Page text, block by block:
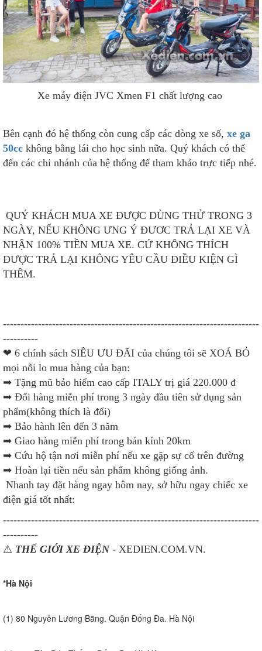
Xe máy điện JVC Xmen F1 chất lượng cao
Bên cạnh đó hệ thống còn cung cấp các dòng xe số, xe ga
50cc không bằng lái cho học sinh nữa. Quý khách có thể
đến các chi nhánh của hệ thống để tham khảo trực tiếp nhé.
QUÝ KHÁCH MUA XE ĐƯỢC DÙNG THỬ TRONG 3
NGÀY, NẾU KHÔNG ƯNG Ý ĐƯƠC TRẢ LẠI XE VÀ
NHẬN 100% TIỀN MUA XE. CỨ KHÔNG THÍCH
ĐƯỢC TRẢ LẠI KHÔNG YÊU CẦU ĐIỀU KIỆN GÌ
THÊM.
-------------------------------------------------------------------------
----------
❤ 6 chính sách SIÊU ƯU ĐÃI của chúng tôi sẽ XOÁ BỎ
mọi nỗi lo mua hàng của bạn:
➡ Tặng mũ bảo hiểm cao cấp ITALY trị giá 220.000 đ
➡ Đổi hàng miễn phí trong 3 ngày đầu tiên sử dụng sản
phẩm(không thích là đổi)
➡ Bảo hành lên đến 3 năm
➡ Giao hàng miễn phí trong bán kính 20km
➡ Cứu hộ tận nơi miễn phí nếu xe gặp sự cố trên đường
➡ Hoàn lại tiền nếu sản phẩm không giống ảnh.
Nhanh tay đặt hàng ngay hôm nay, sở hữu ngay chiếc xe
điện giá tốt nhất:
-------------------------------------------------------------------------
----------
⚠ THẾ GIỚI XE ĐIỆN- XEDIEN.COM.VN.
*Hà Nội
(1) 80 Nguyễn Lương Bằng. Quận Đống Đa. Hà Nội